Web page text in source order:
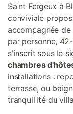
Saint Fergeux à
conviviale
accompagnée
par personne,
s'inscrit sous le
chambres
installations :
terrasse, ou
tranquillité du